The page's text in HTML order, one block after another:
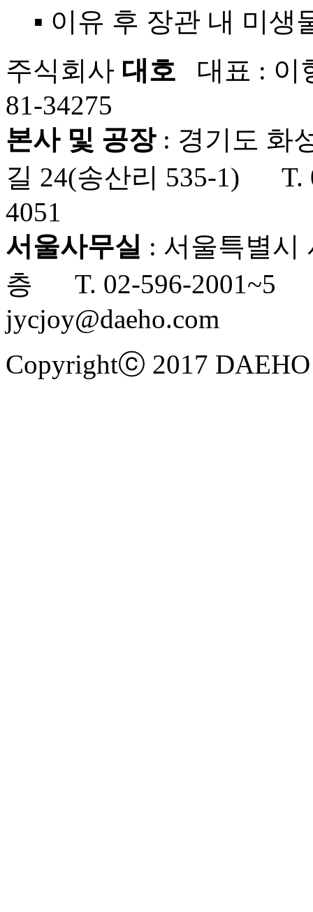
▪ 이유 후 장관 내 미생
주식회사 대호 대표 : 이
81-34275
본사 및 공장: 경기도 화
길 24(송산리 535-1)
4051
서울사무실 : 서울특별시
층 T. 02-596-2001~5
jycjoy@daeho.com
Copyrightⓒ 2017